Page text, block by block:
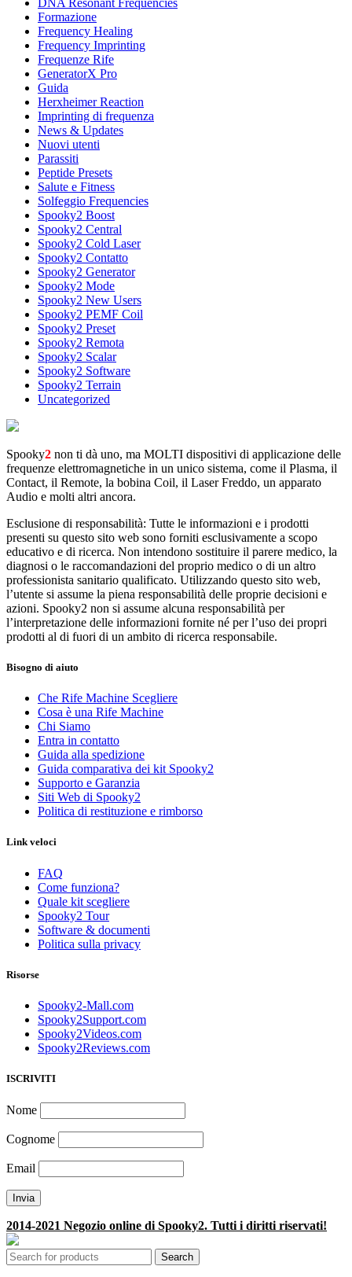
DNA Resonant Frequencies
Formazione
Frequency Healing
Frequency Imprinting
Frequenze Rife
GeneratorX Pro
Guida
Herxheimer Reaction
Imprinting di frequenza
News & Updates
Nuovi utenti
Parassiti
Peptide Presets
Salute e Fitness
Solfeggio Frequencies
Spooky2 Boost
Spooky2 Central
Spooky2 Cold Laser
Spooky2 Contatto
Spooky2 Generator
Spooky2 Mode
Spooky2 New Users
Spooky2 PEMF Coil
Spooky2 Preset
Spooky2 Remota
Spooky2 Scalar
Spooky2 Software
Spooky2 Terrain
Uncategorized
Spooky2 non ti dà uno, ma MOLTI dispositivi di applicazione delle
frequenze elettromagnetiche in un unico sistema, come il Plasma, il
Contact, il Remote, la bobina Coil, il Laser Freddo, un apparato
Audio e molti altri ancora.
Esclusione di responsabilità: Tutte le informazioni e i prodotti
presenti su questo sito web sono forniti esclusivamente a scopo
educativo e di ricerca. Non intendono sostituire il parere medico, la
diagnosi o le raccomandazioni del proprio medico o di un altro
professionista sanitario qualificato. Utilizzando questo sito web,
l’utente si assume la piena responsabilità delle proprie decisioni e
azioni. Spooky2 non si assume alcuna responsabilità per
l’interpretazione delle informazioni fornite né per l’uso dei propri
prodotti al di fuori di un ambito di ricerca responsabile.
Bisogno di aiuto
Che Rife Machine Scegliere
Cosa è una Rife Machine
Chi Siamo
Entra in contatto
Guida alla spedizione
Guida comparativa dei kit Spooky2
Supporto e Garanzia
Siti Web di Spooky2
Politica di restituzione e rimborso
Link veloci
FAQ
Come funziona?
Quale kit scegliere
Spooky2 Tour
Software & documenti
Politica sulla privacy
Risorse
Spooky2-Mall.com
Spooky2Support.com
Spooky2Videos.com
Spooky2Reviews.com
ISCRIVITI
Nome
Cognome
Email
2014-2021 Negozio online di Spooky2. Tutti i diritti riservati!
Search